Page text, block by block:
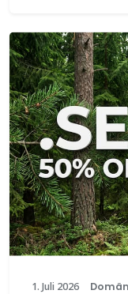
1. Juli 2026